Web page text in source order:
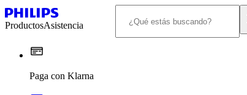
ProductosAsistencia
Paga con Klarna